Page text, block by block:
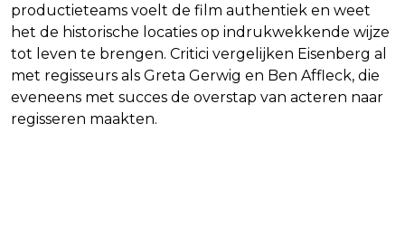
productieteams voelt de film authentiek en weet
het de historische locaties op indrukwekkende wijze
tot leven te brengen. Critici vergelijken Eisenberg al
met regisseurs als Greta Gerwig en Ben Affleck, die
eveneens met succes de overstap van acteren naar
regisseren maakten.